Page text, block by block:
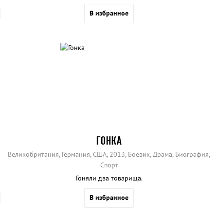
Нью-Йорке.
В избранное
ГОНКА
Великобритания, Германия, США, 2013, Боевик, Драма, Биография,
Спорт
Гоняли два товарища.
В избранное